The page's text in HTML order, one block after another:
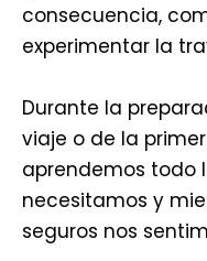
consecuencia,
experimentar la
Durante la
viaje o de la
aprendemos todo
necesitamos y
seguros nos